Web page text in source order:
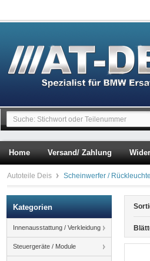
Home Versand/ Zahlung
Autoteile Deis Scheinwerfer /
Kategorien
Innenausstattung / Verkleidung
Steuergeräte / Module